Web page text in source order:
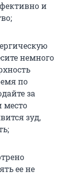
и
немного
по
за
место
зуд,
ее не